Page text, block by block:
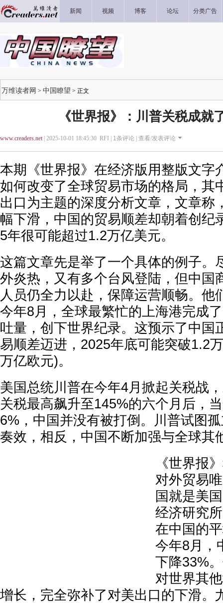
新闻 视频 博客 论坛 分类广告
万维读者网 > 中国瞭望 > 正文
《世界报》：川普关税成就
www.creaders.net| 2025-10-01 18:45:30 RFI | 1条评论 | 查看/发表评论
本期《世界报》在经济版用整版文字
如何改变了全球贸易市场的格局，其
出口为主题的深度分析文章，文章称
幅下滑，中国的贸易顺差却朝着创纪
5年很可能超过1.2万亿美元。
这篇文章先是举了一个具体的例子。
外炎热，又有多个台风登陆，但中国
人员仍全力以赴，保障运营顺畅。他
今年8月，全球最繁忙的上海港完成
吐量，创下世界纪录。这预示了中国
易顺差迈进，2025年底可能突破1.2
万亿欧元)。
美国总统川普在今年4月掀起关税战
关税最高飙升至145%的六个月后，
6%，中国并没有被打倒。川普试图
奏效，相反，中国不断加强与全球其
《世界报
对外贸易
国就是美
经济研究
在中国的
今年8月，
下降33%
对世界其
增长，完全弥补了对美出口的下滑。